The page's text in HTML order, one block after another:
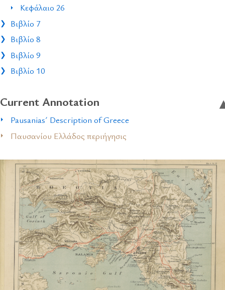
Κεφάλαιο 26
Βιβλίο 7
Βιβλίο 8
Βιβλίο 9
Βιβλίο 10
Current Annotation
Pausanias´ Description of Greece
Παυσανίου Ελλάδος περιήγησις